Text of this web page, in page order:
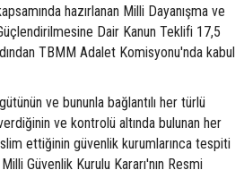
hazırlanan Milli Dayanışma ve
Dair Kanun Teklifi 17,5
TBMM Adalet Komisyonu'nda kabul
ve bununla bağlantılı her türlü
ve kontrolü altında bulunan her
ettiğinin güvenlik kurumlarınca tespiti
Güvenlik Kurulu Kararı'nın Resmi